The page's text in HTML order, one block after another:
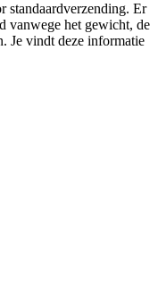
standaardverzending. Er
vanwege het gewicht, de
Je vindt deze informatie